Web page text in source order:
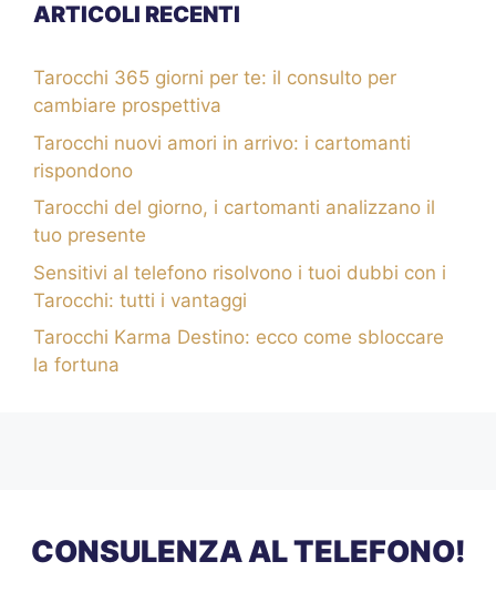
ARTICOLI RECENTI
Tarocchi 365 giorni per te: il consulto per
cambiare prospettiva
Tarocchi nuovi amori in arrivo: i cartomanti
rispondono
Tarocchi del giorno, i cartomanti analizzano il
tuo presente
Sensitivi al telefono risolvono i tuoi dubbi con i
Tarocchi: tutti i vantaggi
Tarocchi Karma Destino: ecco come sbloccare
la fortuna
CONSULENZA AL TELEFONO!